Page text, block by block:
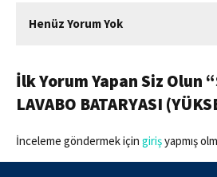
Henüz Yorum Yok
İlk Yorum Yapan Siz Olun
LAVABO BATARYASI
İnceleme göndermek için girişyapmış